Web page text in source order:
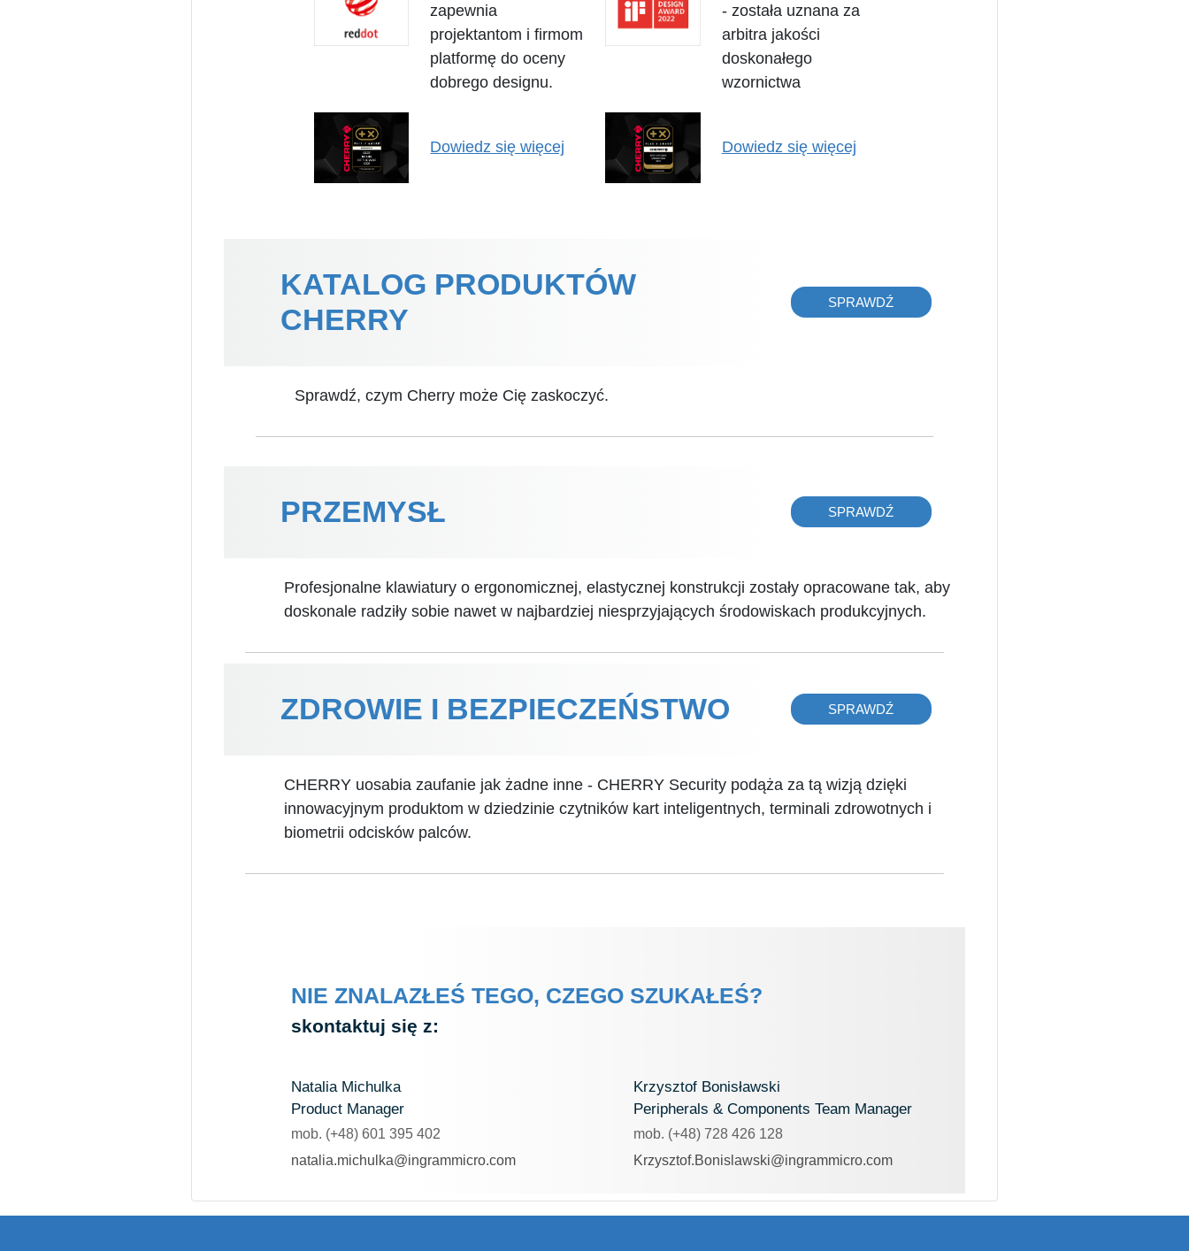
zapewnia
projektantom i firmom
platformę do oceny
dobrego designu.
- została uznana za
arbitra jakości
doskonałego
wzornictwa
Dowiedz się więcej Dowiedz się więcej
KATALOG PRODUKTÓW
CHERRY
SPRAWDŹ
Sprawdź, czym Cherry może Cię zaskoczyć.
PRZEMYSŁ SPRAWDŹ
Profesjonalne klawiatury o ergonomicznej, elastycznej konstrukcji zostały opracowane tak, aby
doskonale radziły sobie nawet w najbardziej niesprzyjających środowiskach produkcyjnych.
ZDROWIE I BEZPIECZEŃSTWO SPRAWDŹ
CHERRY uosabia zaufanie jak żadne inne - CHERRY Security podąża za tą wizją dzięki
innowacyjnym produktom w dziedzinie czytników kart inteligentnych, terminali zdrowotnych i
biometrii odcisków palców.
NIE ZNALAZŁEŚ TEGO, CZEGO SZUKAŁEŚ?
skontaktuj się z:
Natalia Michulka
Product Manager
mob. (+48) 601 395 402
natalia.michulka@ingrammicro.com
Krzysztof Bonisławski
Peripherals & Components Team Manager
mob. (+48) 728 426 128
Krzysztof.Bonislawski@ingrammicro.com